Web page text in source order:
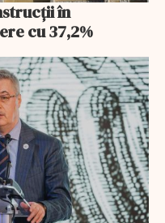
în
cu 37,2%